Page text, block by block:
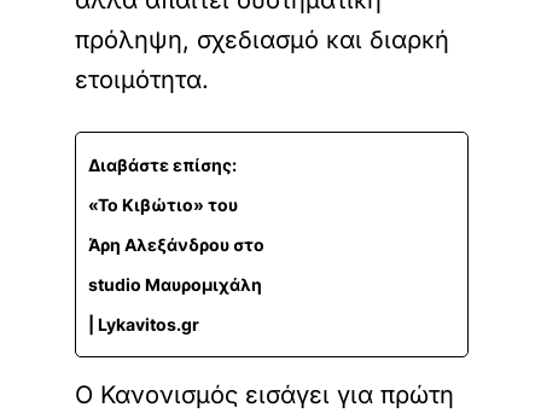
πρόληψη, σχεδιασμό και διαρκή
ετοιμότητα.
Διαβάστε επίσης:
«Το Κιβώτιο» του
Άρη Αλεξάνδρου στο
studio Μαυρομιχάλη
| Lykavitos.gr
Ο Κανονισμός εισάγει για πρώτη